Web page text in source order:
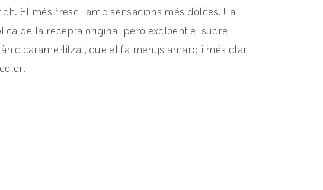
El més fresc i amb sensacions més dolces. La
de la recepta original però excloent el sucre
caramel·litzat, que el fa menys amarg i més clar